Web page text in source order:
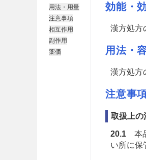
用法・用量
注意事項
相互作用
副作用
薬価
効能・
漢方処方
用法・
漢方処方
注意事
取扱上の
20.1本品
い所に保